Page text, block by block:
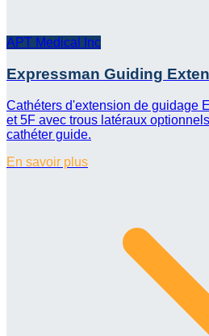
APT Medical Inc
Expressman Guiding
Cathéters d'extension de guidage
et 5F avec trous latéraux
cathéter guide.
En savoir plus